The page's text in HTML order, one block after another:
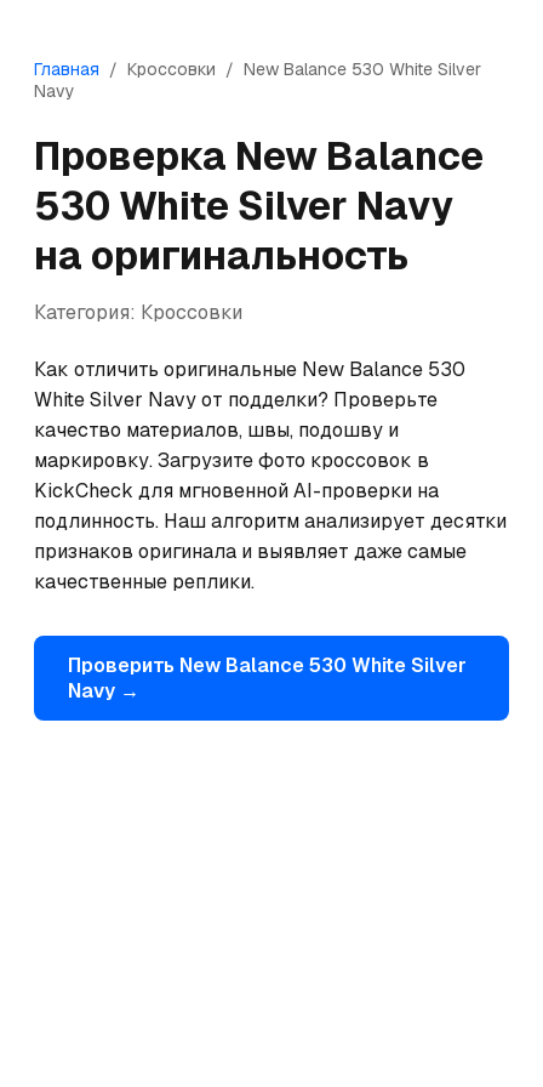
Главная / Кроссовки / New Balance 530 White Silver
Navy
Проверка New Balance
530 White Silver Navy
на оригинальность
Категория: Кроссовки
Как отличить оригинальные New Balance 530
White Silver Navy от подделки? Проверьте
качество материалов, швы, подошву и
маркировку. Загрузите фото кроссовок в
KickCheck для мгновенной AI-проверки на
подлинность. Наш алгоритм анализирует десятки
признаков оригинала и выявляет даже самые
качественные реплики.
Проверить New Balance530 White Silver
Navy →